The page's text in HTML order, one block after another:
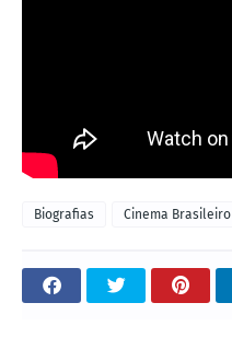
Biografias Cinema Brasileiro